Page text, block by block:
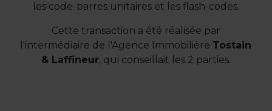
les code-barres unitaires et les flash-codes.
Cette transaction a été réalisée par
l'intermédiaire de l'Agence Immobilière Tostain
& Laffineur, qui conseillait les 2 parties.